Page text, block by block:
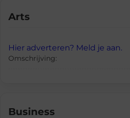
Arts
Hier adverteren? Meld je aan.
Omschrijving:
Business